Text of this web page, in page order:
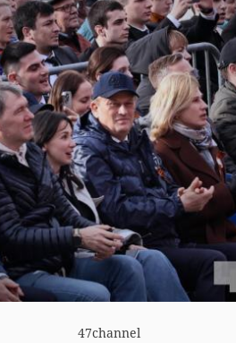
47channel